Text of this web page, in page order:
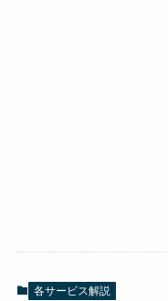
各サービス解説